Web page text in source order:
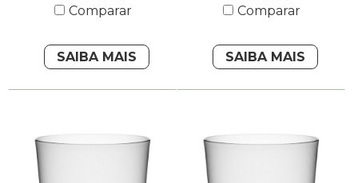
Comparar
SAIBA MAIS
Comparar
SAIBA MAIS